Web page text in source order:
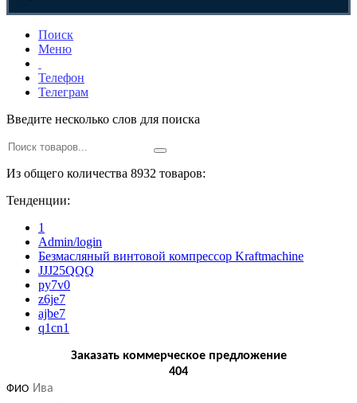
Поиск
Меню
Телефон
Телеграм
Введите несколько слов для поиска
Из общего количества 8932 товаров:
Тенденции:
1
Admin/login
Безмасляный винтовой компрессор Kraftmaсhine
JJJ25QQQ
py7v0
z6je7
ajbe7
q1cn1
Заказать коммерческое предложение
404
ФИО